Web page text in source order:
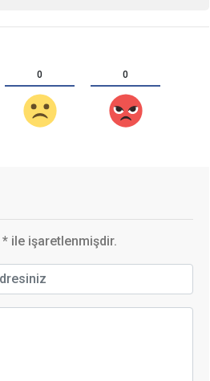
0 0
* ile işaretlenmişdir.